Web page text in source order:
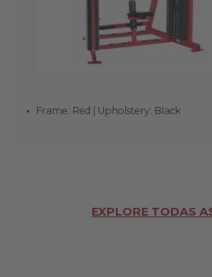
Frame: Red | Upholstery: Black
EXPLORE TODAS